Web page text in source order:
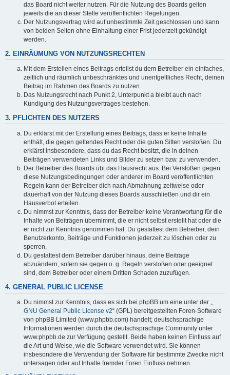
das Board nicht weiter nutzen. Für die Nutzung des Boards gelten
jeweils die an dieser Stelle veröffentlichten Regelungen.
Der Nutzungsvertrag wird auf unbestimmte Zeit geschlossen und kann
von beiden Seiten ohne Einhaltung einer Frist jederzeit gekündigt
werden.
2. EINRÄUMUNG VON NUTZUNGSRECHTEN
Mit dem Erstellen eines Beitrags erteilst du dem Betreiber ein einfaches,
zeitlich und räumlich unbeschränktes und unentgeltliches Recht, deinen
Beitrag im Rahmen des Boards zu nutzen.
Das Nutzungsrecht nach Punkt 2, Unterpunkt a bleibt auch nach
Kündigung des Nutzungsvertrages bestehen.
3. PFLICHTEN DES NUTZERS
Du erklärst mit der Erstellung eines Beitrags, dass er keine Inhalte
enthält, die gegen geltendes Recht oder die guten Sitten verstoßen. Du
erklärst insbesondere, dass du das Recht besitzt, die in deinen
Beiträgen verwendeten Links und Bilder zu setzen bzw. zu verwenden.
Der Betreiber des Boards übt das Hausrecht aus. Bei Verstößen gegen
diese Nutzungsbedingungen oder anderer im Board veröffentlichten
Regeln kann der Betreiber dich nach Abmahnung zeitweise oder
dauerhaft von der Nutzung dieses Boards ausschließen und dir ein
Hausverbot erteilen.
Du nimmst zur Kenntnis, dass der Betreiber keine Verantwortung für die
Inhalte von Beiträgen übernimmt, die er nicht selbst erstellt hat oder die
er nicht zur Kenntnis genommen hat. Du gestattest dem Betreiber, dein
Benutzerkonto, Beiträge und Funktionen jederzeit zu löschen oder zu
sperren.
Du gestattest dem Betreiber darüber hinaus, deine Beiträge
abzuändern, sofern sie gegen o. g. Regeln verstoßen oder geeignet
sind, dem Betreiber oder einem Dritten Schaden zuzufügen.
4. GENERAL PUBLIC LICENSE
Du nimmst zur Kenntnis, dass es sich bei phpBB um eine unter der „
GNU General Public License v2“ (GPL) bereitgestellten Foren-Software
von phpBB Limited (www.phpbb.com) handelt; deutschsprachige
Informationen werden durch die deutschsprachige Community unter
www.phpbb.de zur Verfügung gestellt. Beide haben keinen Einfluss auf
die Art und Weise, wie die Software verwendet wird. Sie können
insbesondere die Verwendung der Software für bestimmte Zwecke nicht
untersagen oder auf Inhalte fremder Foren Einfluss nehmen.